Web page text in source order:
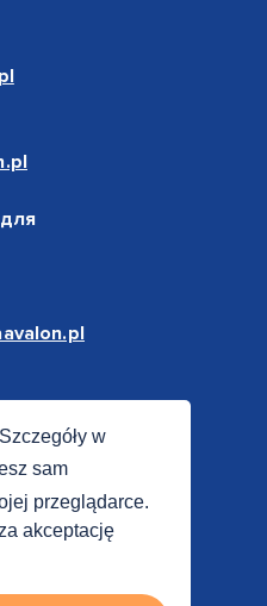
w
sam
przeglądarce.
akceptację